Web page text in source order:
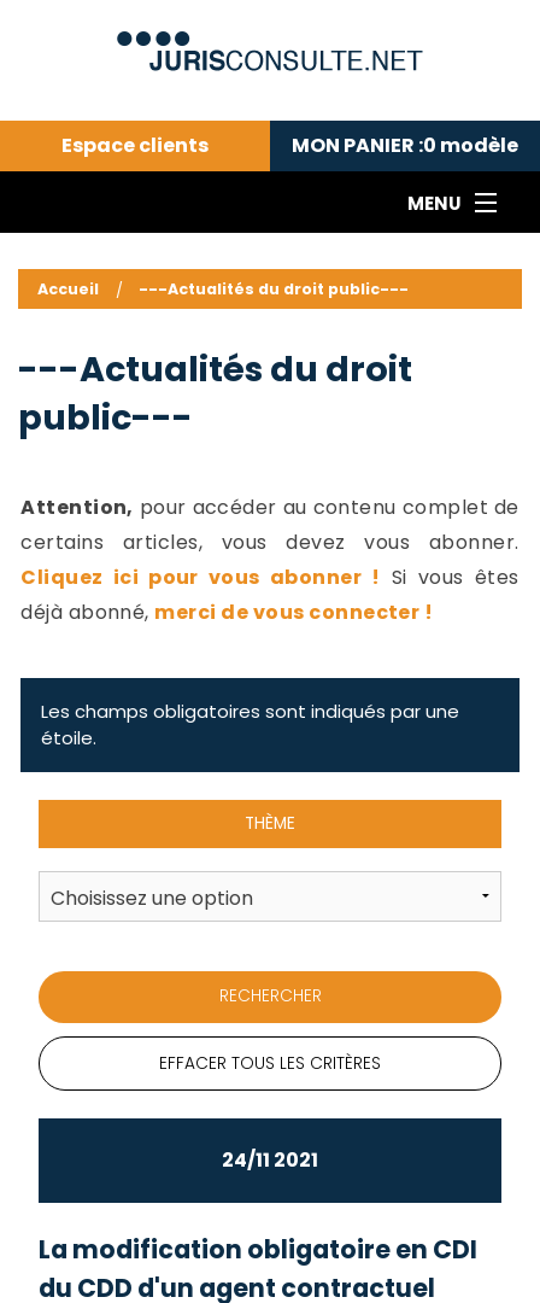
Espace clients MON PANIER :0 modèle
MENU
---Actualités du droit public---
Droit pénal---
Droit privé ---
Abonnement aux actualités
Accueil ---Actualités du droit public---
---Actualités du droit
public---
Attention, pour accéder au contenu complet de
certains articles, vous devez vous abonner.
Cliquez ici pour vous abonner ! Si vous êtes
déjà abonné, merci de vous connecter !
Les champs obligatoires sont indiqués par une
étoile.
THÈME
EFFACER TOUS LES CRITÈRES
24/11 2021
La modification obligatoire en CDI
du CDD d'un agent contractuel